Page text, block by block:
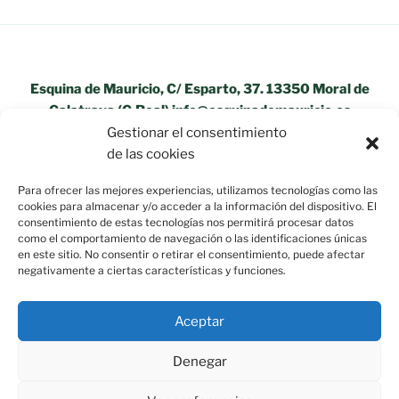
Gestionar el consentimiento
de las cookies
Para ofrecer las mejores experiencias, utilizamos tecnologías como las
cookies para almacenar y/o acceder a la información del dispositivo. El
consentimiento de estas tecnologías nos permitirá procesar datos
como el comportamiento de navegación o las identificaciones únicas
en este sitio. No consentir o retirar el consentimiento, puede afectar
negativamente a ciertas características y funciones.
Aceptar
Denegar
Esquina de Mauricio, C/ Esparto, 37. 13350 Moral de
Calatrava (C.Real) info@esquinademauricio.es
«Aviso Legal»